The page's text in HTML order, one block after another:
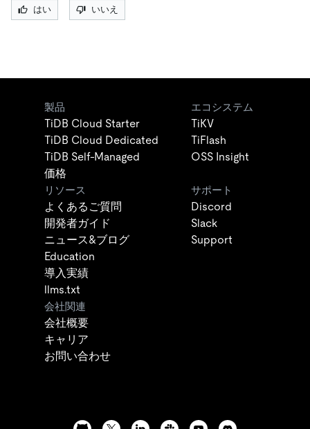
はい いいえ
製品
TiDB Cloud Starter
TiDB Cloud Dedicated
TiDB Self-Managed
価格
エコシステム
TiKV
TiFlash
OSS Insight
リソース
よくあるご質問
開発者ガイド
ニュース&ブログ
Education
導入実績
llms.txt
サポート
Discord
Slack
Support
会社関連
会社概要
キャリア
お問い合わせ